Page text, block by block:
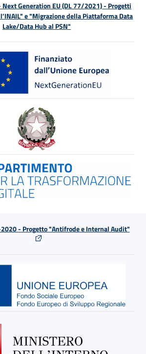
Generation EU (DL 77/2021) - Progetti
e "Migrazione della Piattaforma Data
Lake/Data Hub al PSN"
2020 - Progetto "Antifrode e Internal Audit"